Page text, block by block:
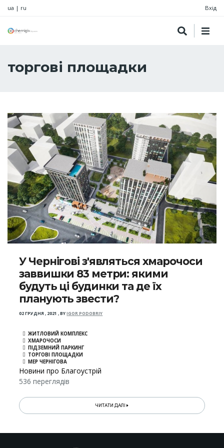
ua | ru Вхід
торгові площадки
У Чернігові з'являться хмарочоси
заввишки 83 метри: якими
будуть ці будинки та де їх
планують звести?
02 ГРУДНЯ , 2021 ,BYIGOR PODOBRIY
ЖИТЛОВИЙ КОМПЛЕКС
ХМАРОЧОСИ
ПІДЗЕМНИЙ ПАРКИНГ
ТОРГОВІ ПЛОЩАДКИ
МЕР ЧЕРНІГОВА
Новини про Благоустрій
536 переглядів
ЧИТАТИ ДАЛІ